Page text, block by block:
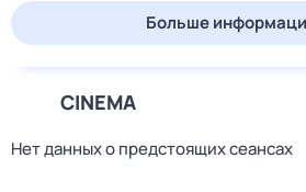
Больше
CINEMA
Нет данных о предстоящих сеансах